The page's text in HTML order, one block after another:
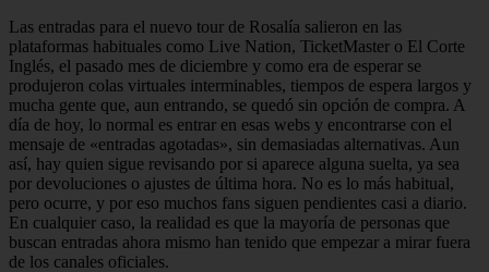
Las entradas para el nuevo tour de Rosalía salieron en las
plataformas habituales como Live Nation, TicketMaster o El Corte
Inglés, el pasado mes de diciembre y como era de esperar se
produjeron colas virtuales interminables, tiempos de espera largos y
mucha gente que, aun entrando, se quedó sin opción de compra. A
día de hoy, lo normal es entrar en esas webs y encontrarse con el
mensaje de «entradas agotadas», sin demasiadas alternativas. Aun
así, hay quien sigue revisando por si aparece alguna suelta, ya sea
por devoluciones o ajustes de última hora. No es lo más habitual,
pero ocurre, y por eso muchos fans siguen pendientes casi a diario.
En cualquier caso, la realidad es que la mayoría de personas que
buscan entradas ahora mismo han tenido que empezar a mirar fuera
de los canales oficiales.